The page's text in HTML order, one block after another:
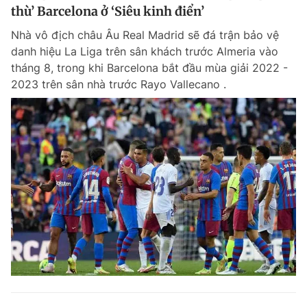
thù’ Barcelona ở ‘Siêu kinh điển’
Nhà vô địch châu Âu Real Madrid sẽ đá trận bảo vệ
danh hiệu La Liga trên sân khách trước Almeria vào
tháng 8, trong khi Barcelona bắt đầu mùa giải 2022 -
2023 trên sân nhà trước Rayo Vallecano .